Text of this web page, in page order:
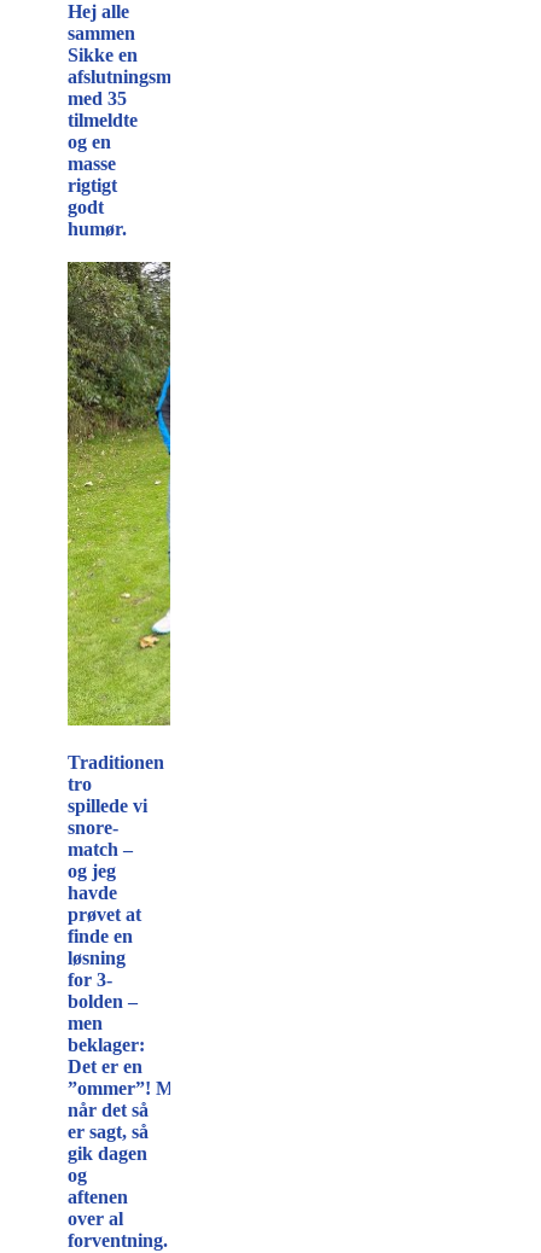
Hej alle
sammen
Sikke en
afslutningsmatch
med 35
tilmeldte
og en
masse
rigtigt
godt
humør.
Traditionen
tro
spillede vi
snore-
match –
og jeg
havde
prøvet at
finde en
løsning
for 3-
bolden –
men
beklager:
Det er en
”ommer”! Men
når det så
er sagt, så
gik dagen
og
aftenen
over al
forventning.